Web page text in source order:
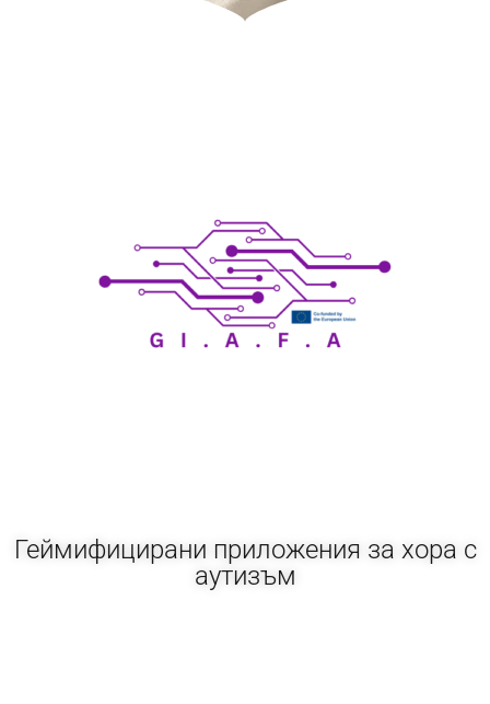
Геймифицирани приложения за хора с
аутизъм